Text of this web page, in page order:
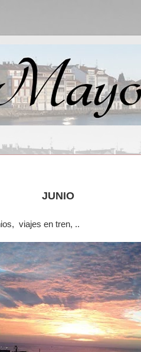
JUNIO
viajes en tren, ..